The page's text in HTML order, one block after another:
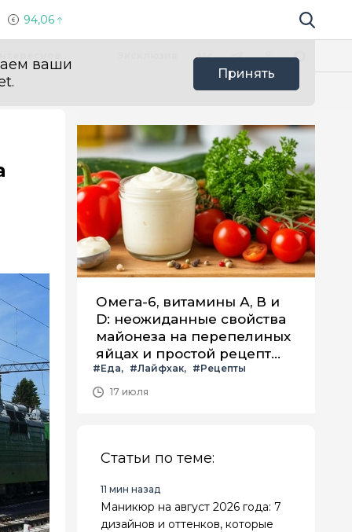
94,06 Поиск по
ваши
Принять
Омега-6, витамины А, В и
D: неожиданные свойства
майонеза на перепелиных
яйцах и простой рецепт
летнего салата с ним
#Еда #Лайфхак
#Рецепты
17 июля
Статьи по теме:
11 мин назад
Маникюр на август 2026 года: 7
дизайнов и оттенков, которые